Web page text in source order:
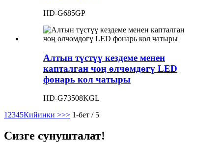
HD-G685GP
Алтын түстүү кездеме менен
капталган чоң өлчөмдөгү LED
фонарь кол чатыры
HD-G73508KGL
1 2345Кийинки >>> 1-бет / 5
Сизге сунушталат!